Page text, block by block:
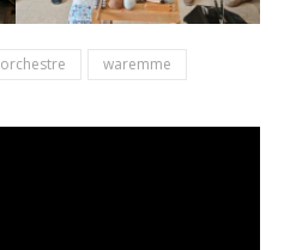
orchestre waremme